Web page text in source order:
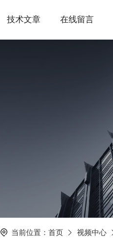
技术文章 在线留言
当前位置： 首页 视频中心